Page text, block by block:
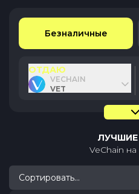
Безналичные
ОТДАЮ
VECHAIN
VET
VeChain на
Сортировать...